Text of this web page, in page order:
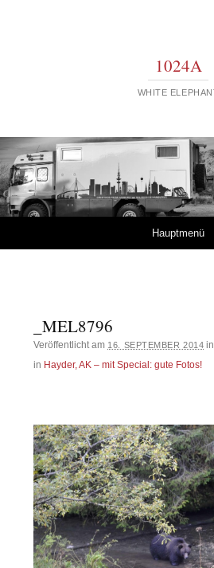
1024A
WHITE
Hauptmenü
_MEL8796
Veröffentlicht am 16. SEPTEMBER 2014
in Hayder, AK – mit Special: gute Fotos!